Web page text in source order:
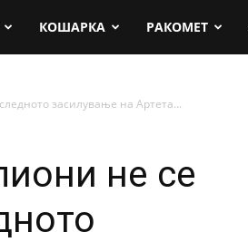
КОШАРКА РАКОМЕТ
засилување на Артета...
не се